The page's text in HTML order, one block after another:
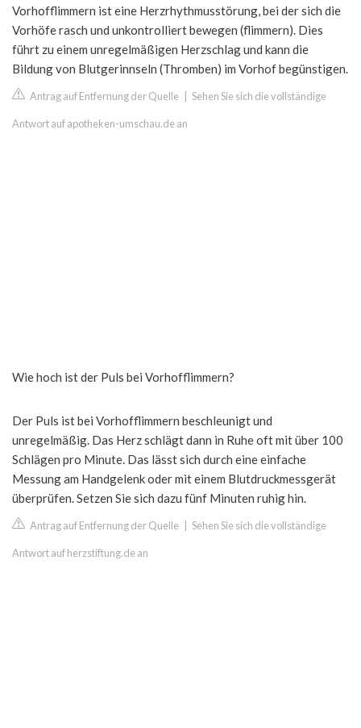
Vorhofflimmern ist eine Herzrhythmusstörung, bei der sich die
Vorhöfe rasch und unkontrolliert bewegen (flimmern). Dies
führt zu einem unregelmäßigen Herzschlag und kann die
Bildung von Blutgerinnseln (Thromben) im Vorhof begünstigen.
Antrag auf Entfernung der Quelle Sehen Sie sich die vollständige
Antwort auf apotheken-umschau.de an
Wie hoch ist der Puls bei Vorhofflimmern?
Der Puls ist bei Vorhofflimmern beschleunigt und
unregelmäßig. Das Herz schlägt dann in Ruhe oft mit über 100
Schlägen pro Minute. Das lässt sich durch eine einfache
Messung am Handgelenk oder mit einem Blutdruckmessgerät
überprüfen. Setzen Sie sich dazu fünf Minuten ruhig hin.
Antrag auf Entfernung der Quelle Sehen Sie sich die vollständige
Antwort auf herzstiftung.de an